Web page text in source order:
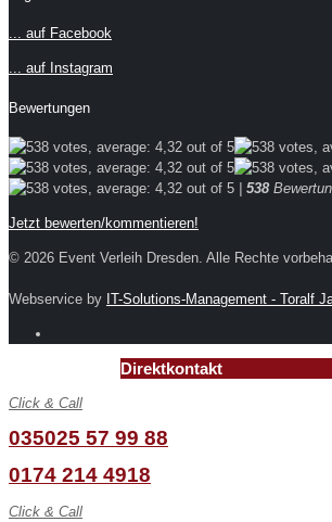
... auf Facebook
... auf Instagram
Bewertungen
538
Jetzt bewerten/kommentieren!
© 2026 Event Verleih Dresden. Alle Rechte
Webservice by IT-Solutions-Management - Toralf
Direktkontakt
Click & Call
035025 57 99 88
0174 214 4918
Click & Call